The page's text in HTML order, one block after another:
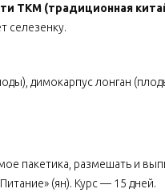
ТКМ (традиционная
селезенку.
димокарпус лонган
пакетика, размешать и
(ян). Курс — 15 дней.